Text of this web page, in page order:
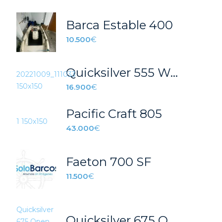
Barca Estable 400
10.500€
Quicksilver 555 WALKARROUND WA
16.900€
Pacific Craft 805
43.000€
Faeton 700 SF
11.500€